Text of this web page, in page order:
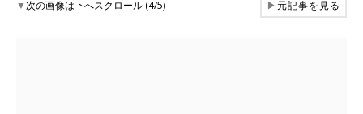
▼次の画像は下へスクロール (4/5) ▶元記事を見る